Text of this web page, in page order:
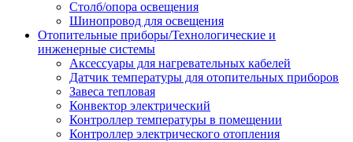
Столб/опора освещения
Шинопровод для освещения
Отопительные приборы/Технологические и
инженерные системы
Аксессуары для нагревательных кабелей
Датчик температуры для отопительных приборов
Завеса тепловая
Конвектор электрический
Контроллер температуры в помещении
Контроллер электрического отопления